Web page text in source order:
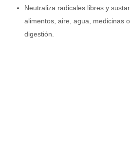
Neutraliza radicales libres y
alimentos, aire, agua, medicinas
digestión.